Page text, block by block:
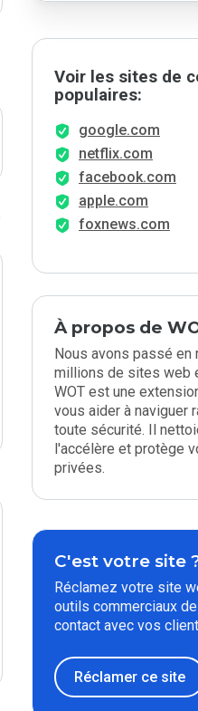
Voir les sites de
populaires:
google.com
netflix.com
facebook.com
apple.com
foxnews.com
À propos de
Nous avons passé en
millions de sites web
WOT est une
vous aider à naviguer
toute sécurité. Il
l'accélère et protège
privées.
C'est votre site
Réclamez votre site
outils commerciaux
contact avec vos
Réclamer ce site